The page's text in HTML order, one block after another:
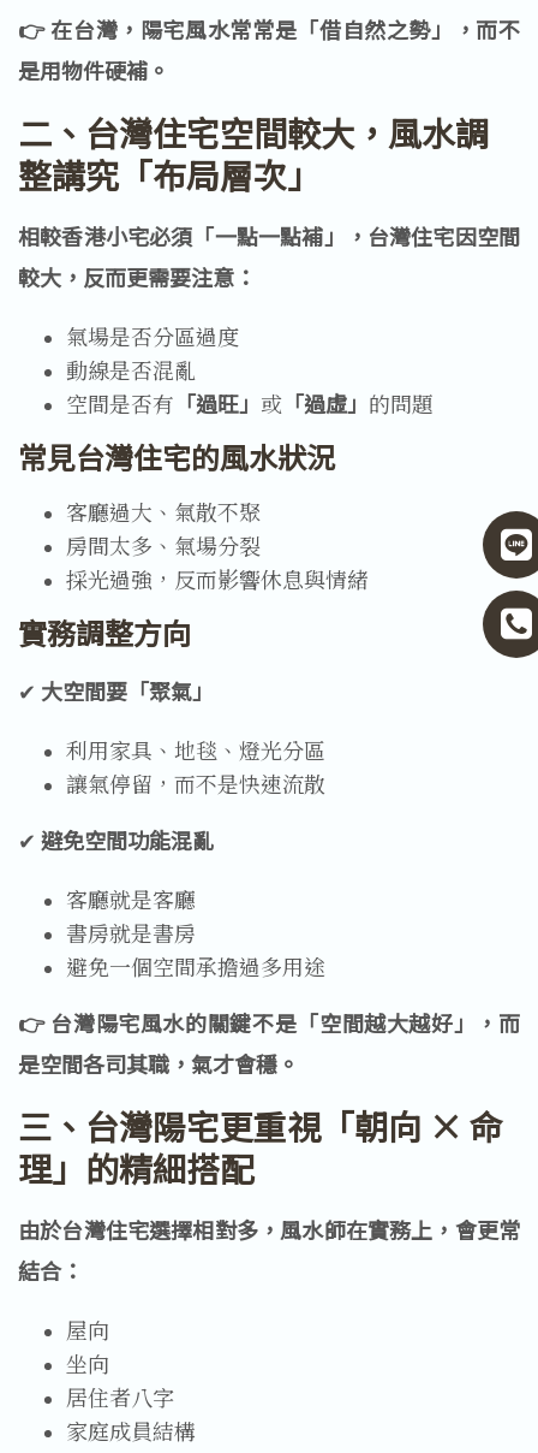
👉 在台灣，陽宅風水常常是「借自然之勢」，而不
是用物件硬補。
二、台灣住宅空間較大，風水調
整講究「布局層次」
相較香港小宅必須「一點一點補」，台灣住宅因空間
較大，反而更需要注意：
氣場是否分區過度
動線是否混亂
空間是否有 「過旺」 或 「過虛」 的問題
常見台灣住宅的風水狀況
客廳過大、氣散不聚
房間太多、氣場分裂
採光過強，反而影響休息與情緒
實務調整方向
✔ 大空間要「聚氣」
利用家具、地毯、燈光分區
讓氣停留，而不是快速流散
✔ 避免空間功能混亂
客廳就是客廳
書房就是書房
避免一個空間承擔過多用途
👉 台灣陽宅風水的關鍵不是「空間越大越好」，而
是空間各司其職，氣才會穩。
三、台灣陽宅更重視「朝向 × 命
理」的精細搭配
由於台灣住宅選擇相對多，風水師在實務上，會更常
結合：
屋向
坐向
居住者八字
家庭成員結構